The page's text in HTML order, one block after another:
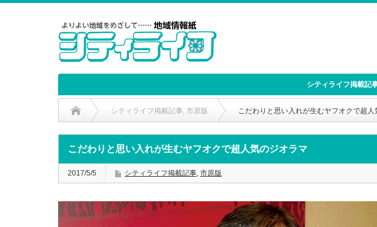
シティライフ掲載記
シティライフ掲載記事, 市原版 こだわりと思い入れが生むヤフオクで超人
こだわりと思い入れが生むヤフオクで超人気のジオラマ
2017/5/5 シティライフ掲載記事, 市原版